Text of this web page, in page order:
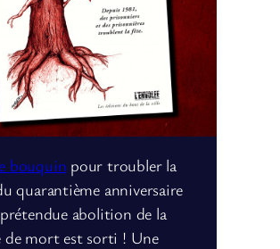
bouquin pour troubler la
quarantième anniversaire
abolition de la
de mort est sorti ! Une